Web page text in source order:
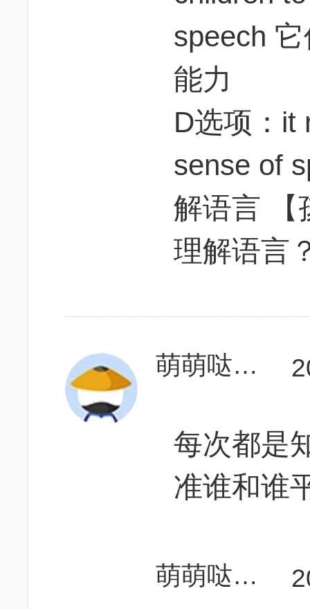
speech
能力
D选项：it
sense of
解语言 【
理解语言
萌萌哒的爱琳酱
每次都是
准谁和谁
萌萌哒的爱琳酱